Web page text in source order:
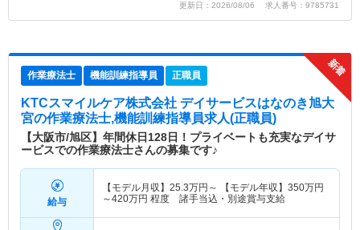
更新日：2026/08/06 求人番号：9785731
作業療法士 機能訓練指導員 正職員
KTCスマイルケア株式会社 デイサービスはなのき旭大
宮の作業療法士,機能訓練指導員求人(正職員)
【大阪市/旭区】年間休日128日！プライベートも充実なデイサ
ービスでの作業療法士さんの募集です♪
給与
【モデル月収】 25.3万円～ 【モデル年収】 350万円
～420万円 程度 諸手当込・別途賞与支給